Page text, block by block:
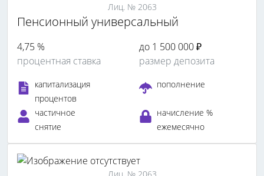
Лиц. № 2063
Пенсионный универсальный
4,75 %
процентная ставка
до 1 500 000 ₽
размер депозита
капитализация
процентов
пополнение
частичное
снятие
начисление %
ежемесячно